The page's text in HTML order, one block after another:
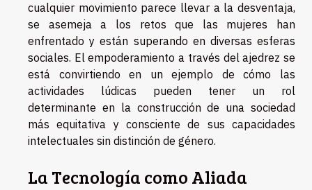
cualquier movimiento parece llevar a la desventaja,
se asemeja a los retos que las mujeres han
enfrentado y están superando en diversas esferas
sociales. El empoderamiento a través del ajedrez se
está convirtiendo en un ejemplo de cómo las
actividades lúdicas pueden tener un rol
determinante en la construcción de una sociedad
más equitativa y consciente de sus capacidades
intelectuales sin distinción de género.
La Tecnología como Aliada